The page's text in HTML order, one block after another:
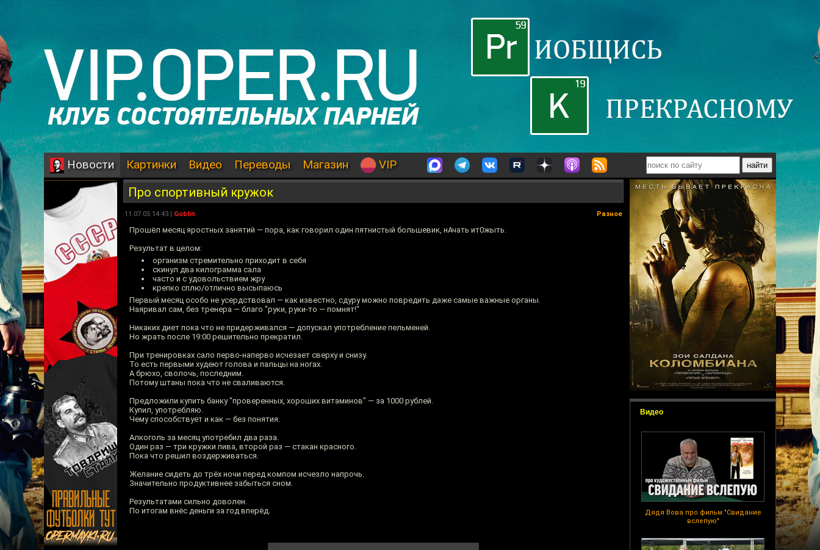
Новости Картинки Видео Переводы Магазин VIP
Видео
Дядя Вова про фильм "Свидание
вслепую"
Про спортивный кружок
11.07.05 14:43 | Goblin Разное
Прошёл месяц яростных занятий — пора, как говорил один пятнистый большевик, нАчать ит0жыть.
Результат в целом:
организм стремительно приходит в себя
скинул два килограмма сала
часто и с удовольствием жру
крепко сплю/отлично высыпаюсь
Первый месяц особо не усердствовал — как известно, сдуру можно повредить даже самые важные органы.
Наяривал сам, без тренера — благо "руки, руки-то — помнят!"
Никаких диет пока что не придерживался — допускал употребление пельменей.
Но жрать после 19:00 решительно прекратил.
При тренировках сало перво-наперво исчезает сверху и снизу.
То есть первыми худеют голова и пальцы на ногах.
А брюхо, сволочь, последним.
Потому штаны пока что не сваливаются.
Предложили купить банку "проверенных, хороших витаминов" — за 1000 рублей.
Купил, употребляю.
Чему способствует и как — без понятия.
Алкоголь за месяц употребил два раза.
Один раз — три кружки пива, второй раз — стакан красного.
Пока что решил воздерживаться.
Желание сидеть до трёх ночи перед компом исчезло напрочь.
Значительно продуктивнее забыться сном.
Результатами сильно доволен.
По итогам внёс деньги за год вперёд.